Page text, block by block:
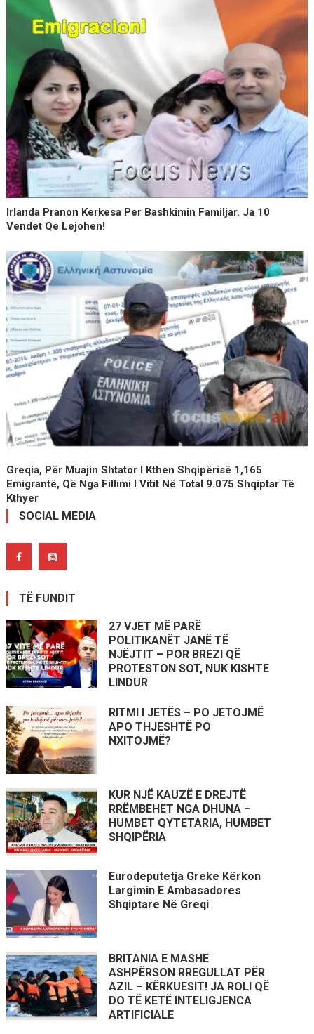
Irlanda Pranon Kerkesa Per Bashkimin Familjar. Ja 10
Vendet Qe Lejohen!
Greqia, Për Muajin Shtator I Kthen Shqipërisë 1,165
Emigrantë, Që Nga Fillimi I Vitit Në Total 9.075 Shqiptar Të
Kthyer
SOCIAL MEDIA
TË FUNDIT
27 VJET MË PARË
POLITIKANËT JANË TË
NJËJTIT – POR BREZI QË
PROTESTON SOT, NUK KISHTE
LINDUR
RITMI I JETËS – PO JETOJMË
APO THJESHTË PO
NXITOJMË?
KUR NJË KAUZË E DREJTË
RRËMBEHET NGA DHUNA –
HUMBET QYTETARIA, HUMBET
SHQIPËRIA
Eurodeputetja Greke Kërkon
Largimin E Ambasadores
Shqiptare Në Greqi
BRITANIA E MASHE
ASHPËRSON RREGULLAT PËR
AZIL – KËRKUESIT! JA ROLI QË
DO TË KETË INTELIGJENCA
ARTIFICIALE